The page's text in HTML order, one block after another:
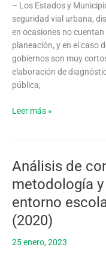
– Los Estados y
seguridad vial urbana,
en ocasiones no
planeación, y en el caso
gobiernos son muy
elaboración de
pública,
impacto
para
mejorar
la
seguridad
vial
en
mexicanas
Leer más »
Análisis de
metodología y
entorno
(2020)
25 enero, 2023
Análisis
conflictos
viales:
metodología
y
resultados